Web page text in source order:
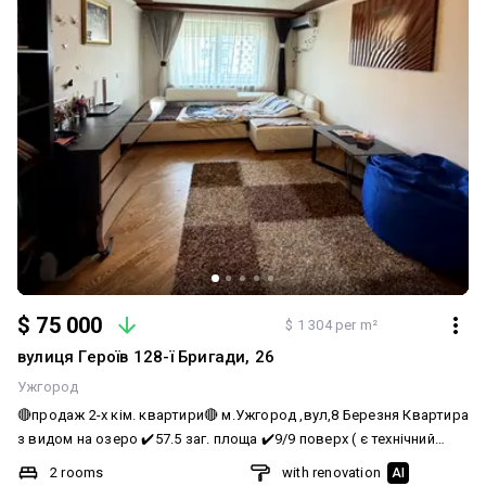
громадським сполученням із центром Ужгорода. Безпека
жителів забезпечена закритим форматом двору, цілодобовим
відеомоніторингом та системою контролю доступу. На
облагородженій прибудинковій території виконано ландшафтний
дизайн із газонами та бруківкою, а також створено комфортні
локації для відпочинку дорослих і безпечні ігрові зони для дітей.
Комісія агенції становить 2% та оплачується окремо Окрім
оголошень, доступні обʼєкти в закритому продажі Пишіть або
телефонуйте - підберемо найкращі варіанти
$ 75 000 $ 1 304 per m²
вулиця Героїв 128-ї Бригади, 26
Ужгород
🔴продаж 2-х кім. квартири🔴 м.Ужгород ,вул,8 Березня Квартира
з видом на озеро ✔️57.5 заг. площа ✔️9/9 поверх ( є технічний
поверх) ✔️газове опалення ✔️ліфт ✔️ санвузол роздільний.
2 rooms
with renovation AI